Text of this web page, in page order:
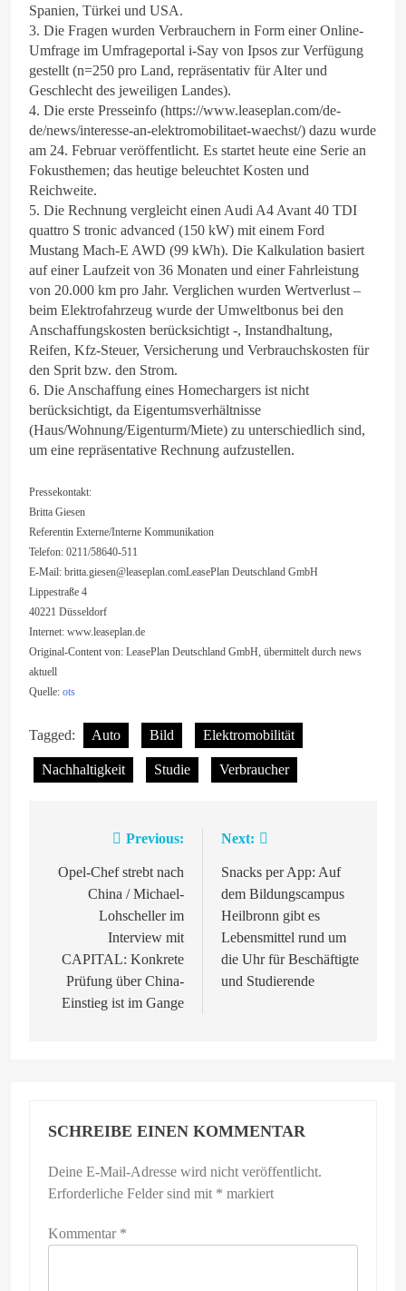
Spanien, Türkei und USA.
3. Die Fragen wurden Verbrauchern in Form einer Online-
Umfrage im Umfrageportal i-Say von Ipsos zur Verfügung
gestellt (n=250 pro Land, repräsentativ für Alter und
Geschlecht des jeweiligen Landes).
4. Die erste Presseinfo (https://www.leaseplan.com/de-
de/news/interesse-an-elektromobilitaet-waechst/) dazu wurde
am 24. Februar veröffentlicht. Es startet heute eine Serie an
Fokusthemen; das heutige beleuchtet Kosten und
Reichweite.
5. Die Rechnung vergleicht einen Audi A4 Avant 40 TDI
quattro S tronic advanced (150 kW) mit einem Ford
Mustang Mach-E AWD (99 kWh). Die Kalkulation basiert
auf einer Laufzeit von 36 Monaten und einer Fahrleistung
von 20.000 km pro Jahr. Verglichen wurden Wertverlust –
beim Elektrofahrzeug wurde der Umweltbonus bei den
Anschaffungskosten berücksichtigt -, Instandhaltung,
Reifen, Kfz-Steuer, Versicherung und Verbrauchskosten für
den Sprit bzw. den Strom.
6. Die Anschaffung eines Homechargers ist nicht
berücksichtigt, da Eigentumsverhältnisse
(Haus/Wohnung/Eigenturm/Miete) zu unterschiedlich sind,
um eine repräsentative Rechnung aufzustellen.
Pressekontakt:
Britta Giesen
Referentin Externe/Interne Kommunikation
Telefon: 0211/58640-511
E-Mail: britta.giesen@leaseplan.comLeasePlan Deutschland GmbH
Lippestraße 4
40221 Düsseldorf
Internet: www.leaseplan.de
Original-Content von: LeasePlan Deutschland GmbH, übermittelt durch news
aktuell
Quelle: ots
Tagged: Auto Bild Elektromobilität
Nachhaltigkeit Studie Verbraucher
Beitragsnavigation
Previous:
Opel-Chef strebt nach
China / Michael-
Lohscheller im
Interview mit
CAPITAL: Konkrete
Prüfung über China-
Einstieg ist im Gange
Next:
Snacks per App: Auf
dem Bildungscampus
Heilbronn gibt es
Lebensmittel rund um
die Uhr für Beschäftigte
und Studierende
SCHREIBE EINEN KOMMENTAR
Deine E-Mail-Adresse wird nicht veröffentlicht.
Erforderliche Felder sind mit * markiert
Kommentar *